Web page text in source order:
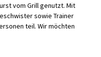
vom Grill genutzt. Mit
sowie Trainer
teil. Wir möchten